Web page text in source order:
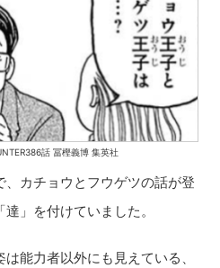
話 冨樫義博 集英社
カチョウとフウゲツの話が登
」を付けていました。
能力者以外にも見えている、